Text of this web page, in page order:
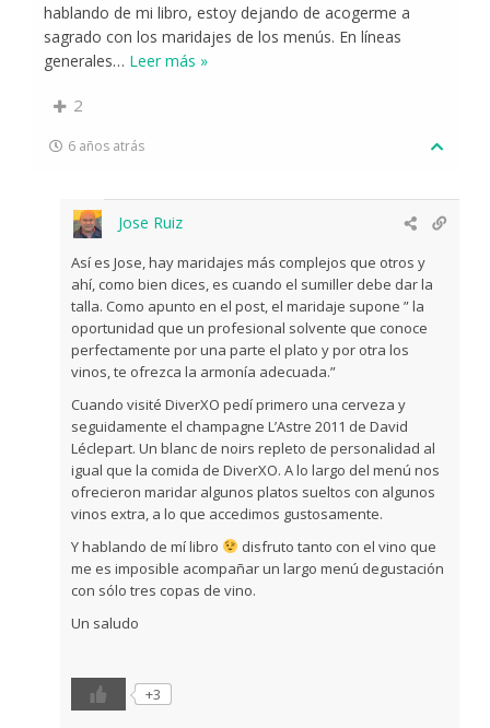
hablando de mi libro, estoy dejando de acogerme a
sagrado con los maridajes de los menús. En líneas
generales… Leer más »
2
6 años atrás
Jose Ruiz
Así es Jose, hay maridajes más complejos que otros y
ahí, como bien dices, es cuando el sumiller debe dar la
talla. Como apunto en el post, el maridaje supone ” la
oportunidad que un profesional solvente que conoce
perfectamente por una parte el plato y por otra los
vinos, te ofrezca la armonía adecuada.”
Cuando visité DiverXO pedí primero una cerveza y
seguidamente el champagne L’Astre 2011 de David
Léclepart. Un blanc de noirs repleto de personalidad al
igual que la comida de DiverXO. A lo largo del menú nos
ofrecieron maridar algunos platos sueltos con algunos
vinos extra, a lo que accedimos gustosamente.
Y hablando de mí libro
disfruto tanto con el vino que
me es imposible acompañar un largo menú degustación
con sólo tres copas de vino.
Un saludo
+3